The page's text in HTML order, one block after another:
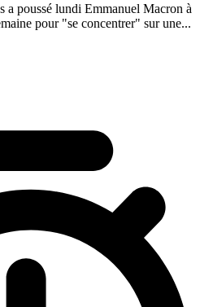
a poussé lundi Emmanuel Macron à
pour "se concentrer" sur une...